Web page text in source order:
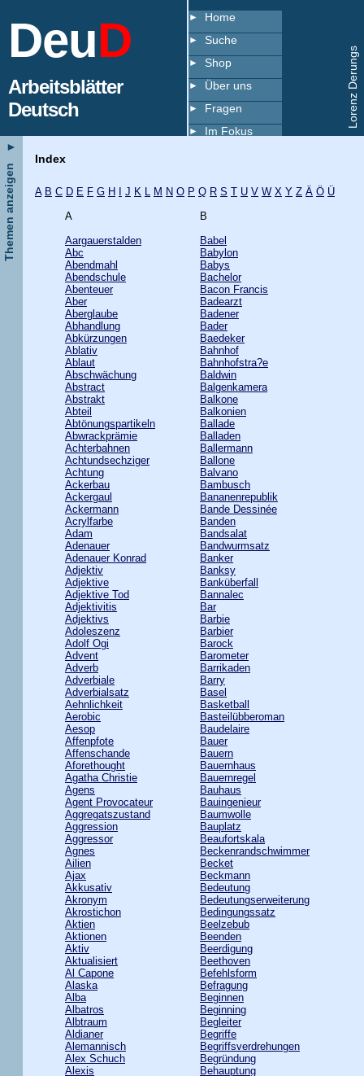
DeuD
Lorenz Derungs
Arbeitsblätter
Deutsch
Home
Suche
Shop
Über uns
Fragen
Im Fokus
►
Themen anzeigen
Index
A B C D E F G H J K M N O P Q R S T U V W X Y Z Ä Ö Ü
A
Aargauerstalden
Abc
Abendmahl
Abendschule
Abenteuer
Aber
Aberglaube
Abhandlung
Abkürzungen
Ablativ
Ablaut
Abschwächung
Abstract
Abstrakt
Abteil
Abtönungspartikeln
Abwrackprämie
Achterbahnen
Achtundsechziger
Achtung
Ackerbau
Ackergaul
Ackermann
Acrylfarbe
Adam
Adenauer
Adenauer Konrad
Adjektiv
Adjektive
Adjektive Tod
Adjektivitis
Adjektivs
Adoleszenz
Adolf Ogi
Advent
Adverb
Adverbiale
Adverbialsatz
Aehnlichkeit
Aerobic
Aesop
Affenpfote
Affenschande
Aforethought
Agatha Christie
Agens
Agent Provocateur
Aggregatszustand
Aggression
Aggressor
Agnes
Ailien
Ajax
Akkusativ
Akronym
Akrostichon
Aktien
Aktionen
Aktiv
Aktualisiert
Al Capone
Alaska
Alba
Albatros
Albtraum
Aldianer
Alemannisch
Alex Schuch
Alexis
B
Babel
Babylon
Babys
Bachelor
Bacon Francis
Badearzt
Badener
Bader
Baedeker
Bahnhof
Bahnhofstra?e
Baldwin
Balgenkamera
Balkone
Balkonien
Ballade
Balladen
Ballermann
Ballone
Balvano
Bambusch
Bananenrepublik
Bande Dessinée
Banden
Bandsalat
Bandwurmsatz
Banker
Banksy
Banküberfall
Bannalec
Bar
Barbie
Barbier
Barock
Barometer
Barrikaden
Barry
Basel
Basketball
Basteilübberoman
Baudelaire
Bauer
Bauern
Bauernhaus
Bauernregel
Bauhaus
Bauingenieur
Baumwolle
Bauplatz
Beaufortskala
Beckenrandschwimmer
Becket
Beckmann
Bedeutung
Bedeutungserweiterung
Bedingungssatz
Beelzebub
Beenden
Beerdigung
Beethoven
Befehlsform
Befragung
Beginnen
Beginning
Begleiter
Begriffe
Begriffsverdrehungen
Begründung
Behauptung